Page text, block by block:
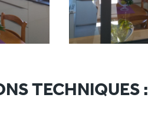
TECHNIQUES :